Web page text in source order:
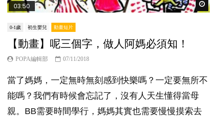
03:50
0-1歲 初生嬰兒 動畫短片
【動畫】呢三個字，做人阿媽必須知！
POPA編輯部 07/11/2018
當了媽媽，一定無時無刻感到快樂嗎？一定要無所不
能嗎？我們有時候會忘記了，沒有人天生懂得當母
親。BB需要時間學行，媽媽其實也需要慢慢摸索去